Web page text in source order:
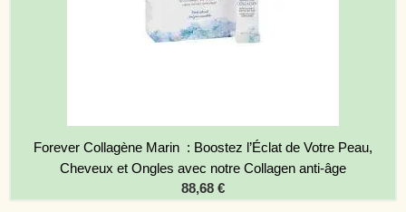
Forever Collagène Marin : Boostez l’Éclat de Votre Peau,
Cheveux et Ongles avec notre Collagen anti-âge
88,68 €